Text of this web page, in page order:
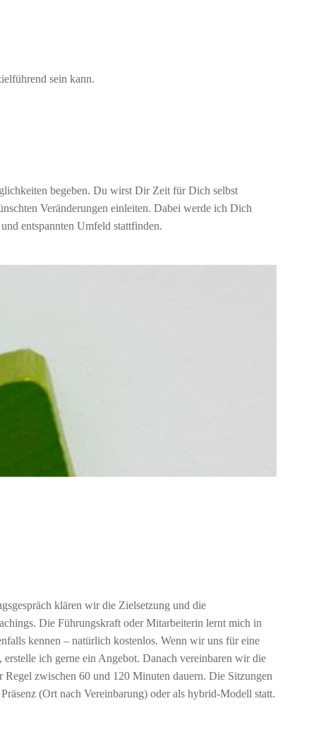
sein kann.
begeben. Du wirst Dir Zeit für Dich selbst
Veränderungen einleiten. Dabei werde ich Dich
entspannten Umfeld stattfinden.
klären wir die Zielsetzung und die
Die Führungskraft oder Mitarbeiterin lernt mich in
kennen – natürlich kostenlos. Wenn wir uns für eine
erstelle ich gerne ein Angebot. Danach vereinbaren wir die
Regel zwischen 60 und 120 Minuten dauern. Die Sitzungen
(Ort nach Vereinbarung) oder als hybrid-Modell statt.